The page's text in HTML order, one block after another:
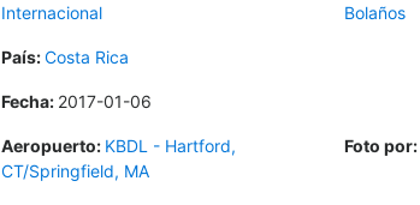
Internacional
País:Costa Rica
Fecha: 2017-01-06
Bolaños
Aeropuerto: KBDL - Hartford,
CT/Springfield, MA
Foto por: